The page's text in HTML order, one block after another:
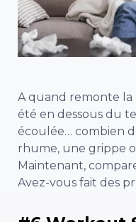
A quand remonte la
été en dessous du
écoulée… combien
rhume, une grippe
Maintenant,
Avez-vous fait des